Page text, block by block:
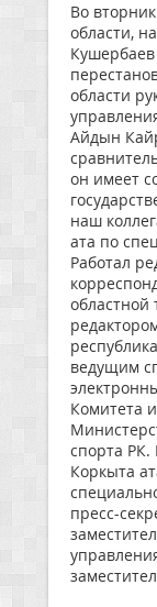
Во
области,
области
Айдын
он имеет
наш
ата по
Работал
областной
ведущим
Комитета
спорта РК.
Коркыта
пресс-